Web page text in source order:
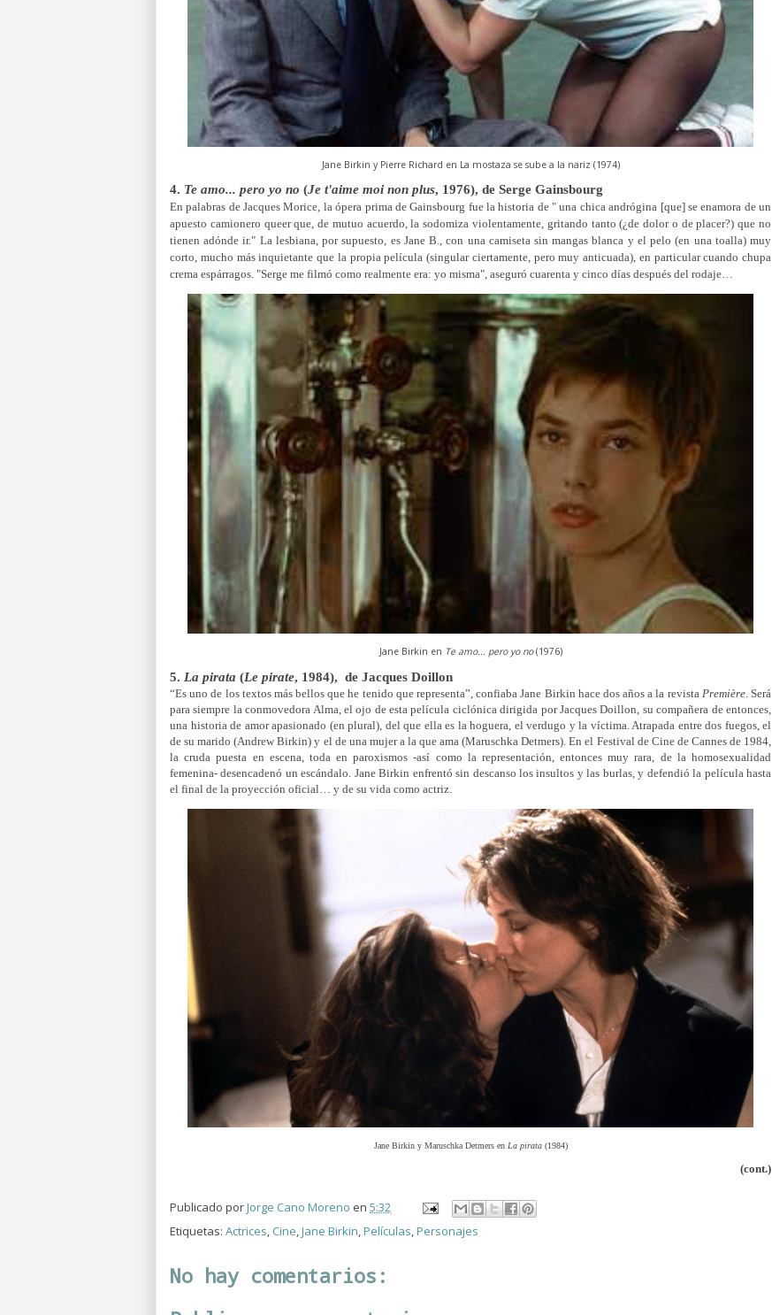
Jane Birkin y Pierre Richard en La mostaza se sube a la nariz (1974)
4. Te amo... pero yo no (Je t'aime moi non plus, 1976), de Serge Gainsbourg
En palabras de Jacques Morice, la ópera prima de Gainsbourg fue la historia de " una chica andrógina [que] se enamora de un
apuesto camionero queer que, de mutuo acuerdo, la sodomiza violentamente, gritando tanto (¿de dolor o de placer?) que no
tienen adónde ir." La lesbiana, por supuesto, es Jane B., con una camiseta sin mangas blanca y el pelo (en una toalla) muy
corto, mucho más inquietante que la propia película (singular ciertamente, pero muy anticuada), en particular cuando chupa
crema espárragos. "Serge me filmó como realmente era: yo misma", aseguró cuarenta y cinco días después del rodaje…
Jane Birkin en Te amo... pero yo no(1976)
5. La pirata (Le pirate, 1984), de Jacques Doillon
“Es uno de los textos más bellos que he tenido que representa”, confiaba Jane Birkin hace dos años a la revista Première. Será
para siempre la conmovedora Alma, el ojo de esta película ciclónica dirigida por Jacques Doillon, su compañera de entonces,
una historia de amor apasionado (en plural), del que ella es la hoguera, el verdugo y la víctima. Atrapada entre dos fuegos, el
de su marido (Andrew Birkin) y el de una mujer a la que ama (Maruschka Detmers). En el Festival de Cine de Cannes de 1984,
la cruda puesta en escena, toda en paroxismos -así como la representación, entonces muy rara, de la homosexualidad
femenina- desencadenó un escándalo. Jane Birkin enfrentó sin descanso los insultos y las burlas, y defendió la película hasta
el final de la proyección oficial… y de su vida como actriz.
Jane Birkin y Maruschka Detmers enLa pirata (1984)
(cont.)
Publicado porJorge Cano Moreno en 5:32
Etiquetas: Actrices, Cine,Jane Birkin,Películas,Personajes
No hay comentarios: